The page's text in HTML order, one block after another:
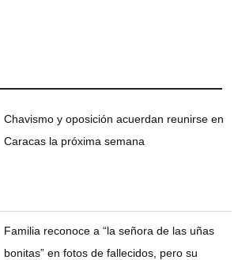
Chavismo y oposición acuerdan reunirse en
Caracas la próxima semana
Familia reconoce a “la señora de las uñas
bonitas” en fotos de fallecidos, pero su